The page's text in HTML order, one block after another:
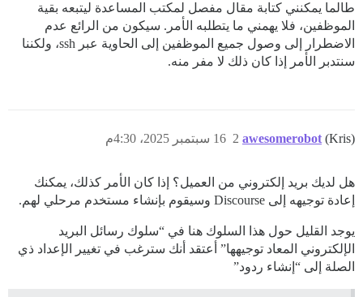
طالما يمكنني كتابة مقال مفصل لمكتب المساعدة ليتبعه بقية
الموظفين، فلا يهمني ما يتطلبه الأمر. سيكون من الرائع عدم
الاضطرار إلى وصول جميع الموظفين إلى الحاوية عبر ssh، ولكننا
سنتدبر الأمر إذا كان ذلك لا مفر منه.
awesomerobot (Kris) 16 سبتمبر 2025، 4:30م 2
هل لديك بريد إلكتروني من العميل؟ إذا كان الأمر كذلك، يمكنك
إعادة توجيهه إلى Discourse وسيقوم بإنشاء مستخدم مرحلي لهم.
يوجد القليل حول هذا السلوك هنا في “سلوك رسائل البريد
الإلكتروني المعاد توجيهها” أعتقد أنك سترغب في تغيير الإعداد ذي
الصلة إلى “إنشاء ردود”